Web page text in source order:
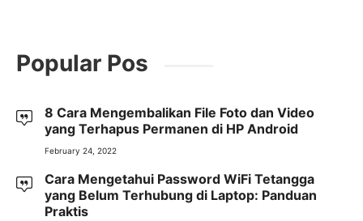
Popular Pos
8 Cara Mengembalikan File Foto dan Video
yang Terhapus Permanen di HP Android
February 24, 2022
Cara Mengetahui Password WiFi Tetangga
yang Belum Terhubung di Laptop: Panduan
Praktis